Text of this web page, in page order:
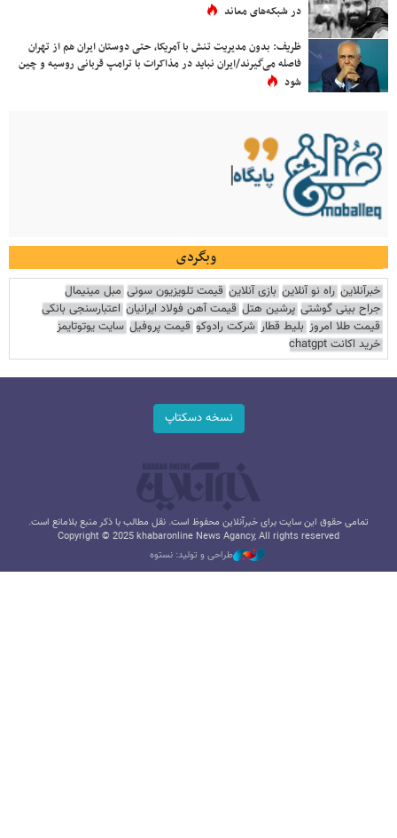
در شبکه‌های معاند
ظریف: بدون مدیریت تنش با آمریکا، حتی دوستان ایران هم از تهران
فاصله می‌گیرند/ایران نباید در مذاکرات با ترامپ قربانی روسیه و چین
شود
وبگردی
خبرآنلاین راه نو آنلاین بازی آنلاین قیمت تلویزیون سونی مبل مینیمال
جراح بینی گوشتی پرشین هتل قیمت آهن فولاد ایرانیان اعتبارسنجی بانکی
قیمت طلا امروز بلیط قطار شرکت رادوکو قیمت پروفیل سایت یوتوتایمز
خرید اکانت chatgpt
نسخه دسکتاپ
تمامی حقوق این سایت برای خبرآنلاین محفوظ است. نقل مطالب با ذکر منبع بلامانع است.
Copyright © 2025 khabaronline News Agancy, All rights reserved
طراحی و تولید: نستوه